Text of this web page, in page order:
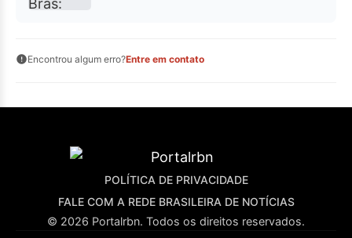
Encontrou algum erro?Entre em contato
POLÍTICA DE PRIVACIDADE
FALE COM A REDE BRASILEIRA DE NOTÍCIAS
© 2026 Portalrbn. Todos os direitos reservados.